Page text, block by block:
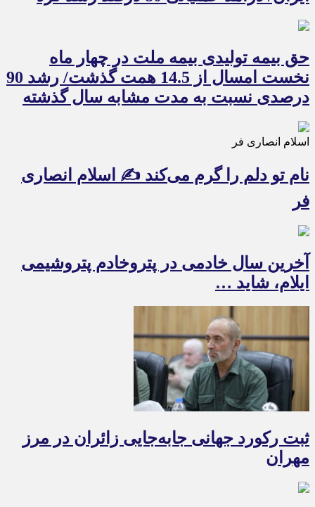
حق بیمه تولیدی بیمه ملت در چهار ماه
نخست امسال از 14.5 همت گذشت/ رشد 90
درصدی نسبت به مدت مشابه سال گذشته
اسلام انصاری فر
نام تو دلم را گرم می‌کند ✍️ اسلام انصاری
فر
آخرین سال خادمی در پتروخادم پتروشیمی
ایلام، شاید …
ثبت رکورد جهانی جابه‌جایی زائران در مرز
مهران